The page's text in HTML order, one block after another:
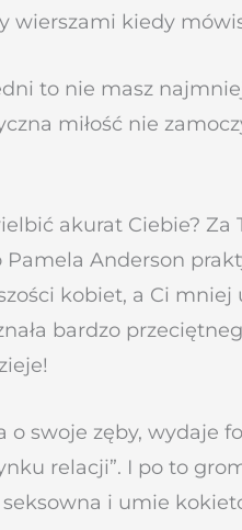
wierszami kiedy
to nie masz
miłość nie
akurat Ciebie?
Anderson
kobiet, a Ci
bardzo
o swoje zęby, wydaje
relacji”. I po to
i umie